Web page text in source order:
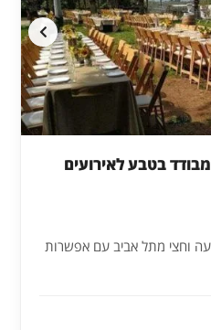
בטבע לאירועים
וחצי מתל אביב עם אפשרות